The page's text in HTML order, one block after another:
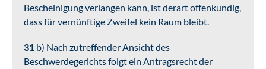
Bescheinigung verlangen kann, ist derart offenkundig,
dass für vernünftige Zweifel kein Raum bleibt.
31 b) Nach zutreffender Ansicht des
Beschwerdegerichts folgt ein Antragsrecht der